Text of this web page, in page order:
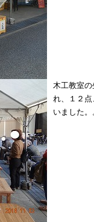
木工教室
れ、１２
いました